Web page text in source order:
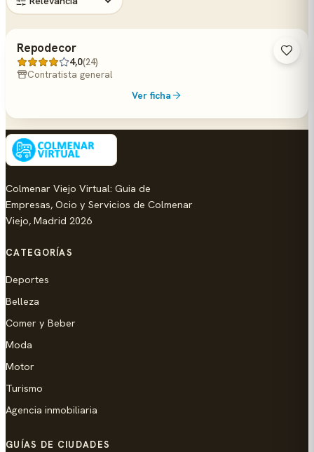
Repodecor
4,0(24)
Contratista general
Ver ficha
Colmenar Viejo Virtual: Guia de
Empresas, Ocio y Servicios de Colmenar
Viejo, Madrid 2026
CATEGORÍAS
Deportes
Belleza
Comer y Beber
Moda
Motor
Turismo
Agencia inmobiliaria
GUÍAS DE CIUDADES